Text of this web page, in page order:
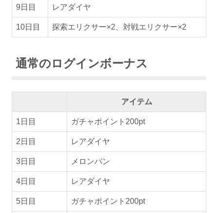
9日目 レアダイヤ
10日目 探索エリクサー×2、対戦エリクサー×2
通常のログインボーナス
アイテム
1日目 ガチャポイント200pt
2日目 レアダイヤ
3日目 メロンパン
4日目 レアダイヤ
5日目 ガチャポイント200pt